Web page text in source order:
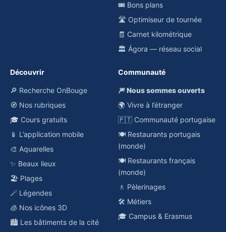
🎟️ Bons plans
🛣️ Optimiseur de tournée
🧾 Carnet kilométrique
🏛️ Ágora — réseau social
Découvrir
🔎 Recherche OnBouge
🧭 Nos rubriques
🎓 Cours gratuits
📱 L’application mobile
🎨 Aquarelles
✨ Beaux lieux
🏖️ Plages
🪄 Légendes
🧊 Nos icônes 3D
🏙️ Les bâtiments de la cité
Communauté
🎆 Nous sommes ouverts
🌍 Vivre à l’étranger
🇵🇹 Communauté portugaise
🍽️ Restaurants portugais
(monde)
🍽️ Restaurants français
(monde)
🚶 Pèlerinages
🛠️ Métiers
🎓 Campus & Erasmus